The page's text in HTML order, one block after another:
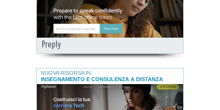
Preply
NUOVA RISORSA IN:
INSEGNAMENTO E CONSULENZA A DISTANZA